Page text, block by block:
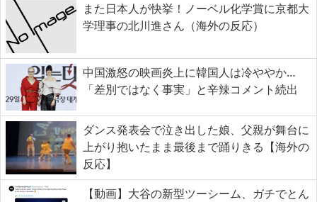
また日本人が快挙！ノーベル化学賞に京都大
学理事の北川進さん（海外の反応）
中国激怒の映画炎上に韓国人は冷ややか…
「差別ではなく事実」と辛辣コメント続出
ダンス発表会で泣き出した娘、父親が舞台に
上がり抱いたまま最後まで踊りきる【海外の
反応】
【動画】大谷の新型ツーシーム、ガチでとん